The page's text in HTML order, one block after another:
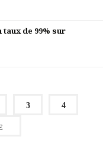
taux de 99% sur
3 4